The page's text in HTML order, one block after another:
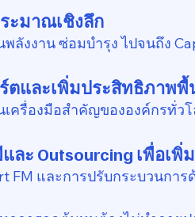
ะมาณเชิงลึก
ลังงาน ซ่อมบำรุง ไปจนถึง
ตและเพิ่มประสิทธิภาพพื้
เครื่องมือสำคัญขององค์กรทั่ว
ละ Outsourcing เพื่อเ
FM และการปรับกระบวนกา